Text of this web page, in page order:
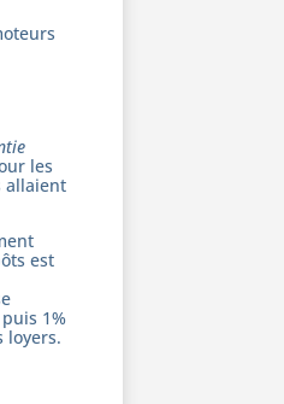
les
allaient
est
1%
loyers.